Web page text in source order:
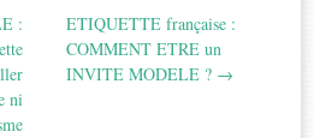
:
ni
ETIQUETTE française :
COMMENT ETRE un
INVITE MODELE ? →